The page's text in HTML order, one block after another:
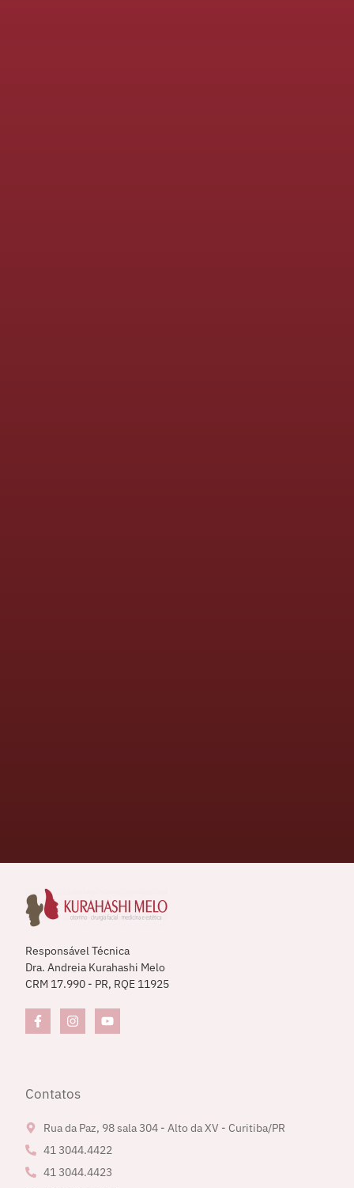
Responsável Técnica
Dra. Andreia Kurahashi Melo
CRM 17.990 - PR, RQE 11925
Contatos
Rua da Paz, 98 sala 304 - Alto da XV - Curitiba/PR
41 3044.4422
41 3044.4423